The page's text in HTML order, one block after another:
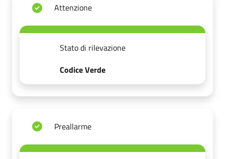
Attenzione
Stato di rilevazione
Codice Verde
Preallarme